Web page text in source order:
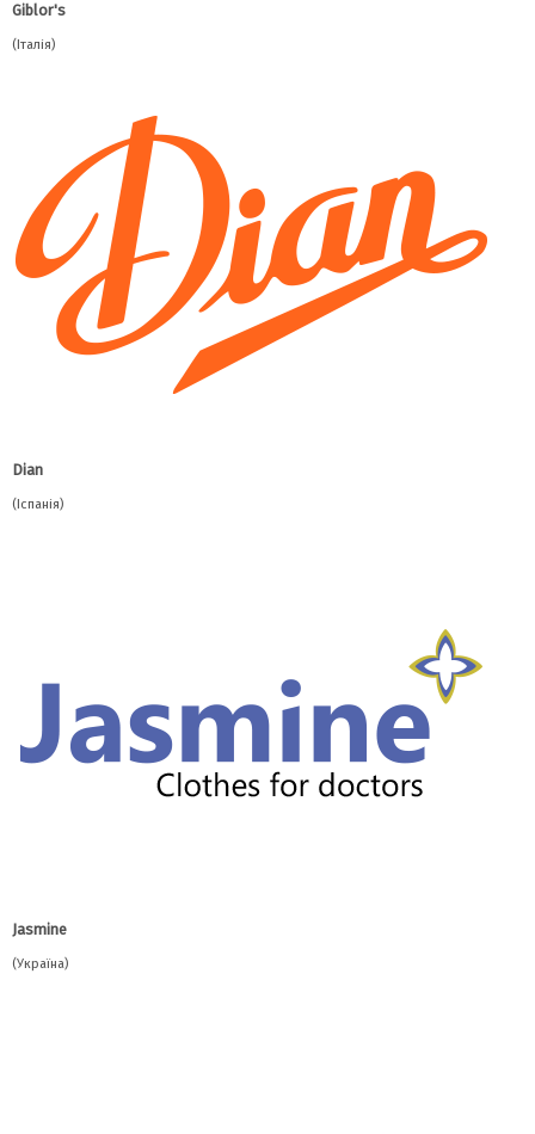
Giblor's
(Італія)
Dian
(Іспанія)
Jasmine
(Україна)